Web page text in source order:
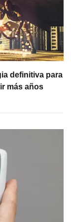
definitiva para
más años